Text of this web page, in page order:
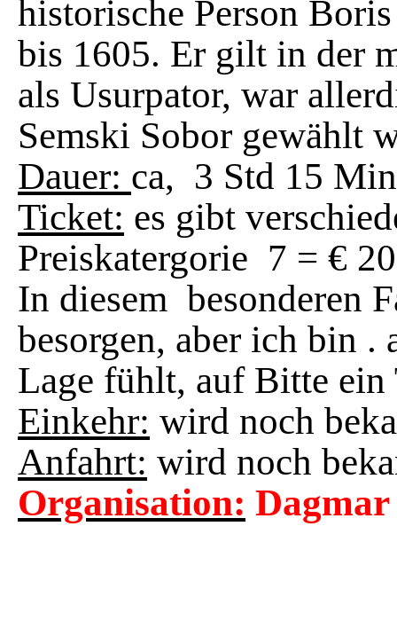
historische Person
bis 1605. Er gilt in der
als Usurpator, war
Semski Sobor gewählt
Dauer: ca, 3 Std 15
Ticket: es gibt
Preiskatergorie 7 = €
In diesem besonderen
besorgen, aber ich bin
Lage fühlt, auf Bitte ein
Einkehr: wird noch
Anfahrt: wird noch
Organisation: Dagmar